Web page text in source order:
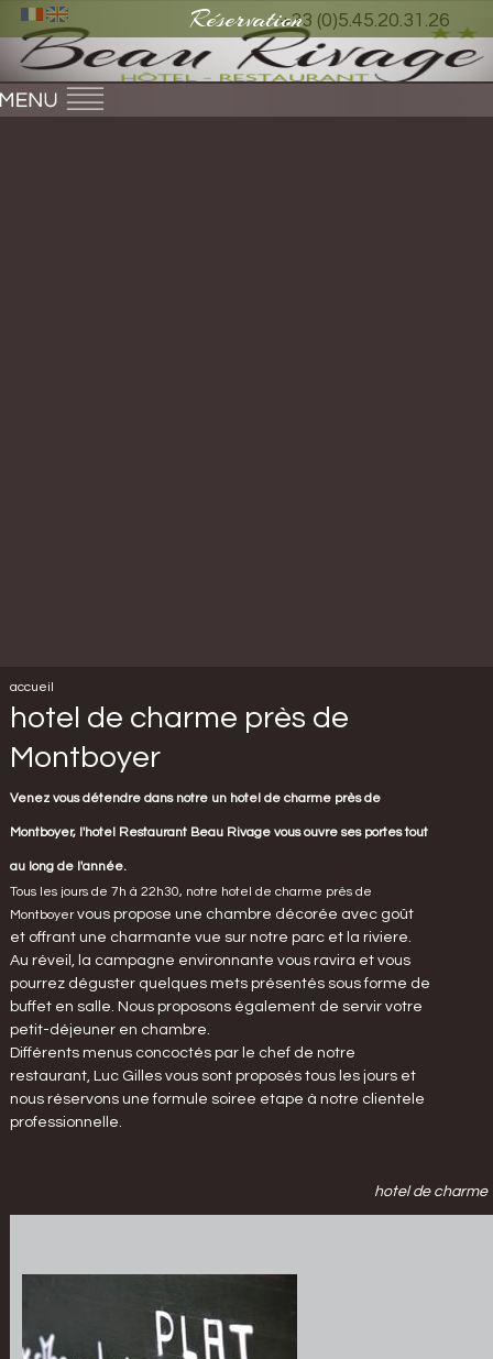
+33 (0)5.45.20.31.26
Réservation
accueil
hotel de charme près de
Montboyer
Venez vous détendre dans notre un hotel de charme près de
Montboyer, l'hotel Restaurant Beau Rivage vous ouvre ses portes tout
au long de l'année.
Tous les jours de 7h à 22h30, notre hotel de charme près de
Montboyervous propose une chambre décorée avec goût
et offrant une charmante vue sur notre parc et la riviere.
Au réveil, la campagne environnante vous ravira et vous
pourrez déguster quelques mets présentés sous forme de
buffet en salle. Nous proposons également de servir votre
petit-déjeuner en chambre.
Différents menus concoctés par le chef de notre
restaurant, Luc Gilles vous sont proposés tous les jours et
nous réservons une formule soiree etape à notre clientele
professionnelle.
hotel de charme